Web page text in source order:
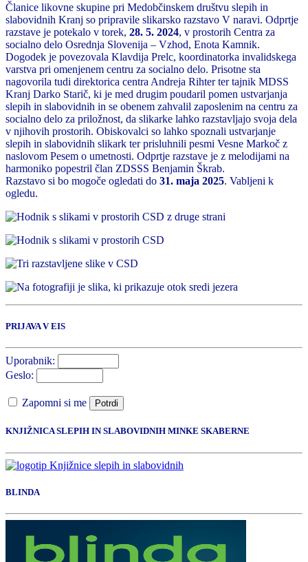
Članice likovne skupine pri Medobčinskem društvu slepih in
slabovidnih Kranj so pripravile slikarsko razstavo V naravi. Odprtje
razstave je potekalo v torek, 28. 5. 2024, v prostorih Centra za
socialno delo Osrednja Slovenija – Vzhod, Enota Kamnik.
Dogodek je povezovala Klavdija Prelc, koordinatorka invalidskega
varstva pri omenjenem centru za socialno delo. Prisotne sta
nagovorila tudi direktorica centra Andreja Rihter ter tajnik MDSS
Kranj Darko Starič, ki je med drugim poudaril pomen ustvarjanja
slepih in slabovidnih in se obenem zahvalil zaposlenim na centru za
socialno delo za priložnost, da slikarke lahko razstavljajo svoja dela
v njihovih prostorih. Obiskovalci so lahko spoznali ustvarjanje
slepih in slabovidnih slikark ter prisluhnili pesmi Vesne Markoč z
naslovom Pesem o umetnosti. Odprtje razstave je z melodijami na
harmoniko popestril član ZDSSS Benjamin Škrab.
Razstavo si bo mogoče ogledati do 31. maja 2025. Vabljeni k
ogledu.
PRIJAVA V EIS
Uporabnik:
Geslo:
Zapomni si me Potrdi
KNJIŽNICA SLEPIH IN SLABOVIDNIH MINKE SKABERNE
BLINDA